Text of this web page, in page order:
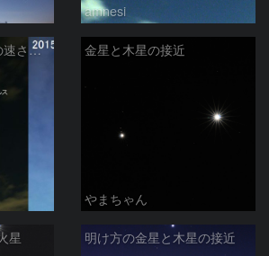
amnesi
3惑星の集合、動きの速さ比較 金星と木星の接近
やまちゃん
星 明け方の金星と木星の接近